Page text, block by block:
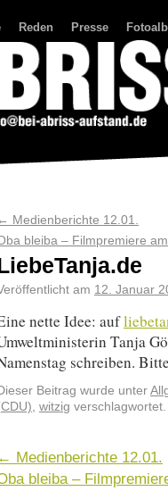
Reden Presse
← Medienberichte 12.01.
bleiba – Filmpremiere
am 12. Januar
nette Idee: auf
Tanja
schreiben.
Beitrag wurde unter
witzig
← Medienberichte 12.01.
bleiba –